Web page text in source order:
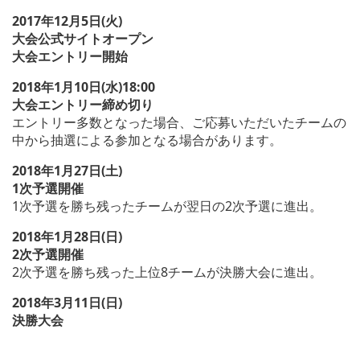
2017年12月5日(火)
大会公式サイトオープン
大会エントリー開始
2018年1月10日(水)18:00
大会エントリー締め切り
エントリー多数となった場合、ご応募いただいたチームの
中から抽選による参加となる場合があります。
2018年1月27日(土)
1次予選開催
1次予選を勝ち残ったチームが翌日の2次予選に進出。
2018年1月28日(日)
2次予選開催
2次予選を勝ち残った上位8チームが決勝大会に進出。
2018年3月11日(日)
決勝大会